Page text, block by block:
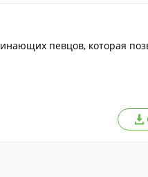
певцов, которая